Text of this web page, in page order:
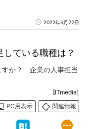
2022年6月22日
している職種は？
すか？ 企業の人事担当
[ITmedia]
PC用表示
関連情報